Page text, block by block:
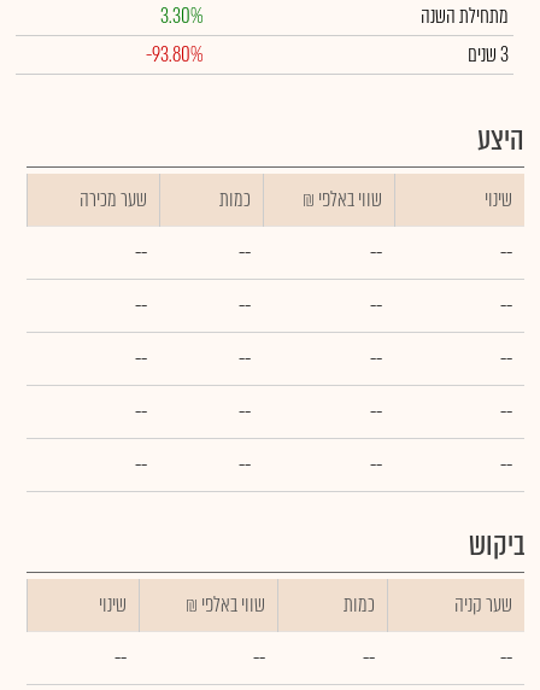
מתחילת השנה
3.30%
3 שנים
-93.80%
היצע
שינוי ₪ שווי באלפי כמות
שער מכירה
--
--
--
--
--
--
--
--
--
--
--
--
--
--
--
--
--
--
--
--
ביקוש
שער קניה כמות ₪ שווי באלפי
שינוי
--
--
--
--